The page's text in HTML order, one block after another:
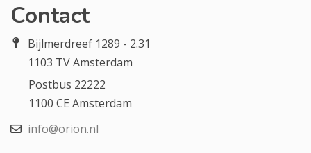
Contact
Bijlmerdreef 1289 - 2.31
1103 TV Amsterdam
Postbus 22222
1100 CE Amsterdam
info@orion.nl